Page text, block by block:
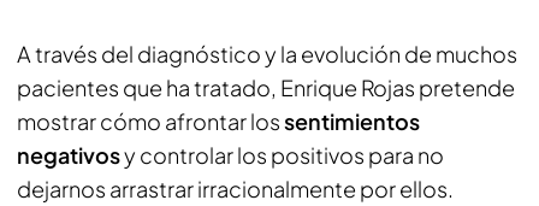
A través del diagnóstico y la evolución de muchos
pacientes que ha tratado, Enrique Rojas pretende
mostrar cómo afrontar lossentimientos
negativosy controlar los positivos para no
dejarnos arrastrar irracionalmente por ellos.